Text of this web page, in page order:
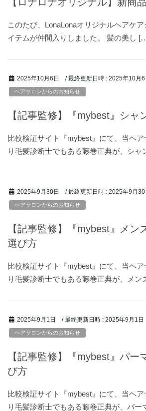
このたび、LonaLonaオリジナルヘアケ
イテムが仲間入りしました。 髪の美し
2025年10月6日 / 最終更新日時 : 2025年10月6
ヘアサロンからのお知らせ
【記事監修】『mybest』シャ
比較検証サイト『mybest』にて、当ヘ
り毛髪診断士でもある藤巻正典が、シ
2025年9月30日 / 最終更新日時 : 2025年9月30
ヘアサロンからのお知らせ
【記事監修】『mybest』メン
選び方
比較検証サイト『mybest』にて、当ヘ
り毛髪診断士でもある藤巻正典が、メ
2025年9月1日 / 最終更新日時 : 2025年9月1日
ヘアサロンからのお知らせ
【記事監修】『mybest』パー
び方
比較検証サイト『mybest』にて、当ヘ
り毛髪診断士でもある藤巻正典が、パ